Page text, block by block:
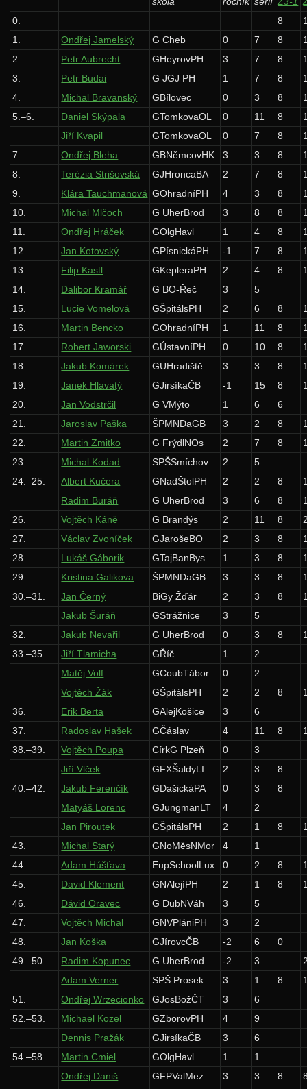
0.
8
1.
Ondřej Jamelský G Cheb 0 7 8
2.
Petr Aubrecht GHeyrovPH 3 7 8
3.
Petr Budai G JGJ PH 1 7 8
4.
Michal Bravanský GBílovec 0 3 8
5.–6.
Daniel Skýpala GTomkovaOL 0 11 8
Jiří Kvapil
GTomkovaOL 0 7 8
7.
Ondřej Bleha GBNěmcovHK 3 3 8
8.
Terézia Strišovská GJHroncaBA 2 7 8
9.
Klára Tauchmanová GOhradníPH 4 3 8
10.
Michal Mlčoch G UherBrod 3 8 8
11.
Ondřej Hráček GOlgHavl 1 4 8
12.
Jan Kotovský GPísnickáPH -1 7 8
13.
Filip Kastl GKepleraPH 2 4 8
14.
Dalibor Kramář G BO-Řeč 3
5
15.
Lucie Vomelová GŠpitálsPH 2 6 8
16.
Martin Bencko GOhradníPH 1 11 8
17.
Robert Jaworski GÚstavníPH 0 10 8
18.
Jakub Komárek GUHradiště 3 3 8
19.
Janek Hlavatý GJirsíkaČB -1 15 8
20.
Jan Vodstrčil G VMýto 1 6
6
21.
Jaroslav Paška ŠPMNDaGB 3 2 8
22.
Martin Zmitko G FrýdlNOs 2 7 8
23.
Michal Kodad SPŠSmíchov 2
5
24.–25.
Albert Kučera GNadŠtolPH 2 2 8
Radim Buráň
G UherBrod 3 6 8
26.
Vojtěch Káně G Brandýs 2 11 8
27.
Václav Zvoníček GJarošeBO 2 3 8
28.
Lukáš Gáborik GTajBanBys 1 3 8
29.
Kristina Galikova ŠPMNDaGB 3 3 8
30.–31.
Jan Černý BiGy Žďár 2 3 8
Jakub Šuráň
GStrážnice 3
5
32.
Jakub Nevařil G UherBrod 0 3 8
33.–35.
Jiří Tlamicha GŘíč 1
2
Matěj Volf
GCoubTábor 0
2
Vojtěch Žák
GŠpitálsPH 2 2 8
36.
Erik Berta GAlejKošice 3
6
37.
Radoslav Hašek GČáslav 4 11 8
38.–39.
Vojtěch Poupa CírkG Plzeň 0
3
Jiří Vlček
GFXŠaldyLI 2 3
8
40.–42.
Jakub Ferenčík GDašickáPA 0 3
8
Matyáš Lorenc
GJungmanLT 4
2
Jan Piroutek
GŠpitálsPH 2 1 8
43.
Michal Starý GNoMěsNMor 4
1
44.
Adam Húšťava EupSchoolLux 0 2 8
45.
David Klement GNAlejíPH 2 1 8
46.
Dávid Oravec G DubNVáh 3
5
47.
Vojtěch Michal GNVPlániPH 3
2
48.
Jan Koška GJírovcČB -2 6
0
49.–50.
Radim Kopunec G UherBrod -2 3
Adam Verner
SPŠ Prosek 3 1 8
51.
Ondřej Wrzecionko GJosBožČT 3
6
52.–53.
Michael Kozel GZborovPH 4
9
Dennis Pražák
GJirsíkaČB 3
6
54.–58.
Martin Cmiel GOlgHavl 1
1
Ondřej Daniš
GFPValMez 3 3 8
Archiv starších ročníků
37. ročník: 24/25
36. ročník: 23/24
35. ročník: 22/23
34. ročník: 21/22
33. ročník: 20/21
32. ročník: 19/20
31. ročník: 18/19
30. ročník: 17/18
Zadání 1. série
Řešení
Výsledky
Zadání 2. série
Řešení
Výsledky
Zadání 3. série
Řešení
Výsledky
Zadání 4. série
Řešení
Výsledky
29. ročník: 16/17
28. ročník: 15/16
27. ročník: 14/15
26. ročník: 13/14